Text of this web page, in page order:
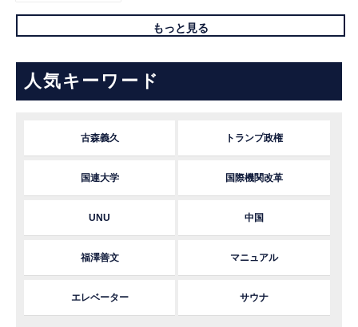
もっと見る
人気キーワード
古森義久 トランプ政権
国連大学 国際機関改革
UNU 中国
福澤善文 マニュアル
エレベーター サウナ